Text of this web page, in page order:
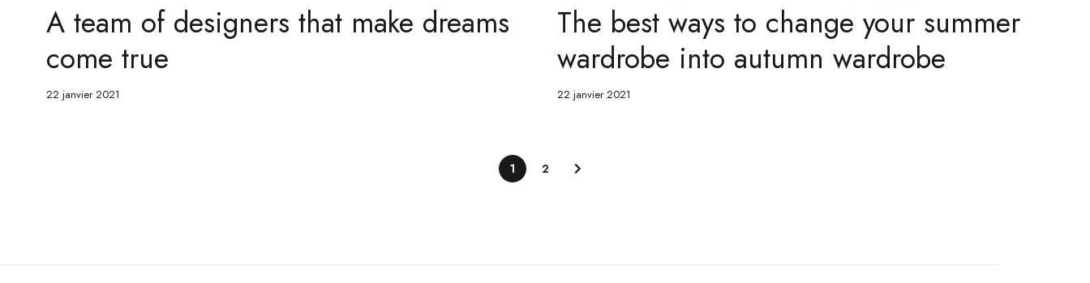
A team of designers that make dreams
come true
22 janvier 2021
The best ways to change your summer
wardrobe into autumn wardrobe
22 janvier 2021
1 2